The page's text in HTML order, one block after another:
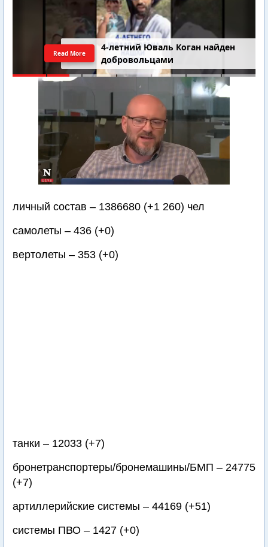
4-летний Юваль Коган найден
добровольцами
Read More
личный состав – 1386680 (+1 260) чел
самолеты – 436 (+0)
вертолеты – 353 (+0)
танки – 12033 (+7)
бронетранспортеры/бронемашины/БМП – 24775
(+7)
артиллерийские системы – 44169 (+51)
системы ПВО – 1427 (+0)